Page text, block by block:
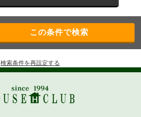
検索条件を再設定する